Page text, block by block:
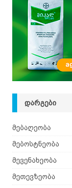
ᲓᲐᲠᲒᲔᲑᲘ
მებაღეობა
მებოსტნეობა
მევენახეობა
მეთევზეობა